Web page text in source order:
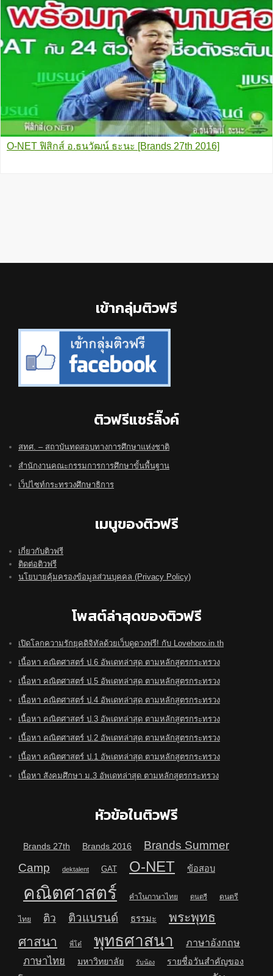
O-NET ฟิสิกส์ อ.ธนวัฒน์ ธะนะ [Brands 27th 2016]
เข้ากลุ่มติวฟรี
ติวฟรีแชร์ลิ๊งค์
สทศ. – สถาบันทดสอบทางการศึกษาแห่งชาติ
สำนักงานคณะกรรมการการศึกษาขั้นพื้นฐาน
เว็ปไซท์กระทรวงศึกษาธิการ
เมนูของติวฟรี
เกี่ยวกับติวฟรี
ติดต่อติวฟรี
นโยบายคุ้มครองข้อมูลส่วนบุคคล (Privacy Policy)
โพสต์ล่าสุดของติวฟรี
เปิดโลกความรักยุคดิจิทัลด้วยเว็บดูดวงฟรี! กับ Lovehoro.in.th
เนื้อหา คณิตศาสตร์ ป.6 อัพเดทล่าสุด ตามหลักสูตรกระทรวง
เนื้อหา คณิตศาสตร์ ป.5 อัพเดทล่าสุด ตามหลักสูตรกระทรวง
เนื้อหา คณิตศาสตร์ ป.4 อัพเดทล่าสุด ตามหลักสูตรกระทรวง
เนื้อหา คณิตศาสตร์ ป.3 อัพเดทล่าสุด ตามหลักสูตรกระทรวง
เนื้อหา คณิตศาสตร์ ป.2 อัพเดทล่าสุด ตามหลักสูตรกระทรวง
เนื้อหา คณิตศาสตร์ ป.1 อัพเดทล่าสุด ตามหลักสูตรกระทรวง
เนื้อหา สังคมศึกษา ม.3 อัพเดทล่าสุด ตามหลักสูตรกระทรวง
หัวข้อในติวฟรี
Brands 27th Brands 2016
Brands Summer
Camp
dektalent GAT O-NET ข้อสอบ
คณิตศาสตร์ คำในภาษาไทย ดนตรี ดนตรี
ไทย ติว ติวแบรนด์ ธรรมะ
พระพุทธ
ศาสนา
พี่โต๋ พุทธศาสนา ภาษาอังกฤษ
ภาษาไทย มหาวิทยาลัย รับน้อง
รายชื่อวันสำคัญของ